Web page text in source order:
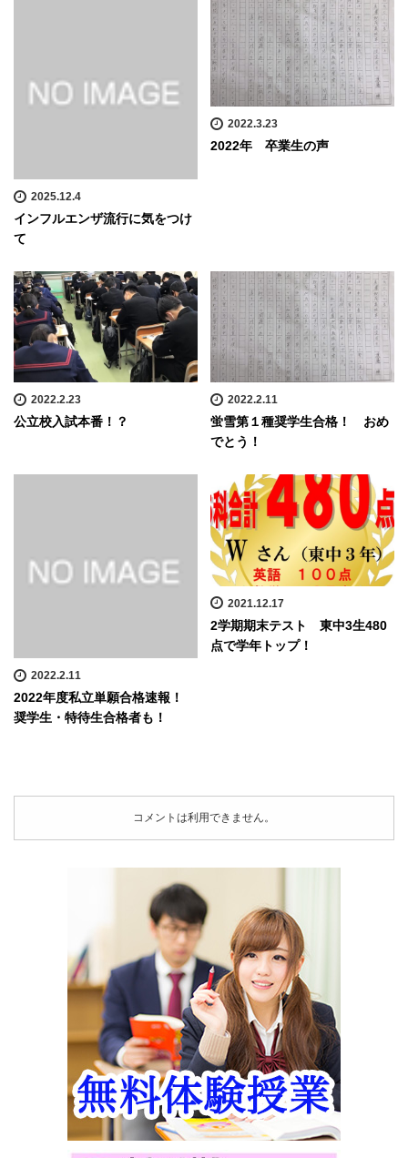
2025.12.4
インフルエンザ流行に気をつけ
て
2022.3.23
2022年 卒業生の声
2022.2.23
公立校入試本番！？
2022.2.11
蛍雪第１種奨学生合格！ おめ
でとう！
2022.2.11
2022年度私立単願合格速報！
奨学生・特待生合格者も！
2021.12.17
2学期期末テスト 東中3生480
点で学年トップ！
コメントは利用できません。